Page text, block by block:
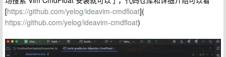
[https://github.com/yelog/ideavim-cmdfloat](
https://github.com/yelog/ideavim-cmdfloat)